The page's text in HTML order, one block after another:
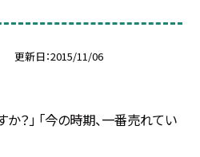
更新日 2015/11/06
？」 「今の時期、一番売れてい